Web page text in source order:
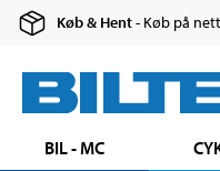
Køb & Hent- Køb på
BIL - MC